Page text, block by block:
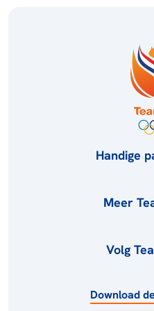
Handige
Meer
Volg
Download